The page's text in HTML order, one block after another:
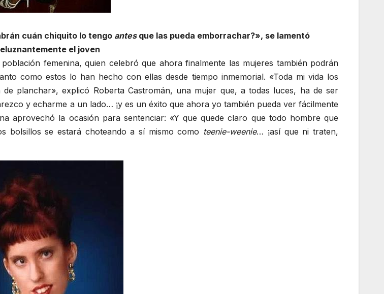
cuán chiquito lo tengo antesque las pueda emborrachar?», se lamentó
el joven
femenina, quien celebró que ahora finalmente las mujeres también podrán
como estos lo han hecho con ellas desde tiempo inmemorial. «Toda mi vida los
planchar», explicó Roberta Castromán, una mujer que, a todas luces, ha de ser
y echarme a un lado… ¡y es un éxito que ahora yo también pueda ver fácilmente
aprovechó la ocasión para sentenciar: «Y que quede claro que todo hombre que
bolsillos se estará choteando a sí mismo como teenie-weenie… ¡así que ni traten,